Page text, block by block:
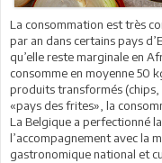
La consommation est très
par an dans certains pays
qu’elle reste marginale en
consomme en moyenne 50
produits transformés (chips,
«pays des frites», la
La Belgique a perfectionné
l’accompagnement avec la
gastronomique national et